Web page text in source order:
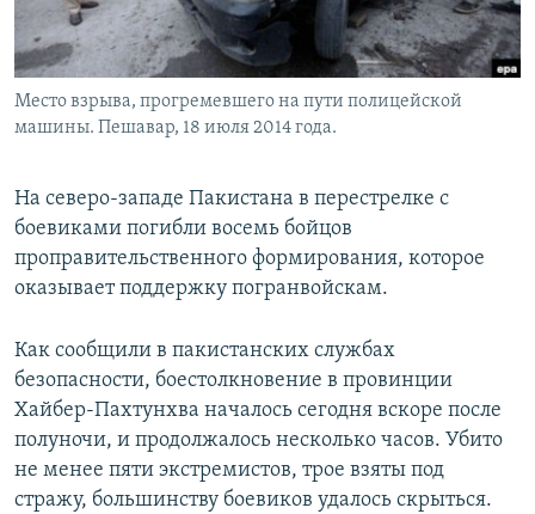
Место взрыва, прогремевшего на пути полицейской
машины. Пешавар, 18 июля 2014 года.
На северо-западе Пакистана в перестрелке с
боевиками погибли восемь бойцов
проправительственного формирования, которое
оказывает поддержку погранвойскам.
Как сообщили в пакистанских службах
безопасности, боестолкновение в провинции
Хайбер-Пахтунхва началось сегодня вскоре после
полуночи, и продолжалось несколько часов. Убито
не менее пяти экстремистов, трое взяты под
стражу, большинству боевиков удалось скрыться.